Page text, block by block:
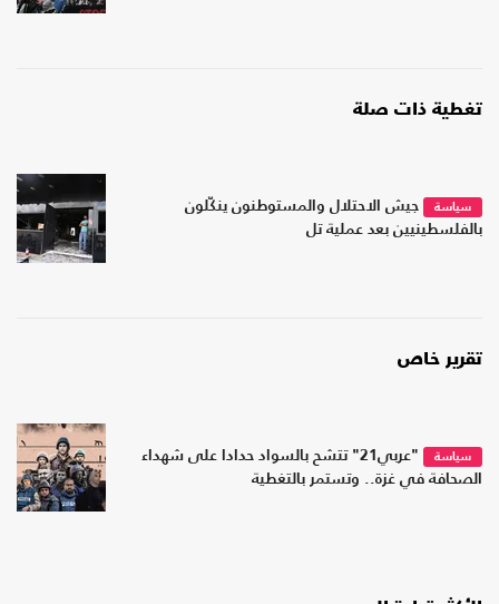
تغطية ذات صلة
سياسة
جيش الاحتلال والمستوطنون ينكّلون
بالفلسطينيين بعد عملية تل
تقرير خاص
سياسة
"عربي21" تتشح بالسواد حدادا على شهداء
الصحافة في غزة.. وتستمر بالتغطية